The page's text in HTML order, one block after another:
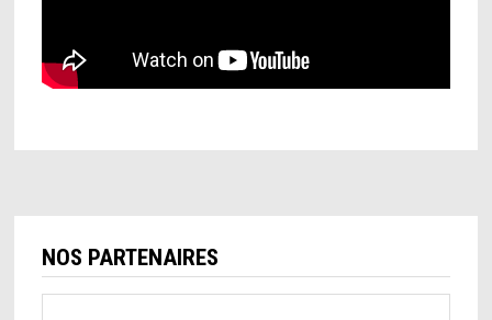
NOS PARTENAIRES